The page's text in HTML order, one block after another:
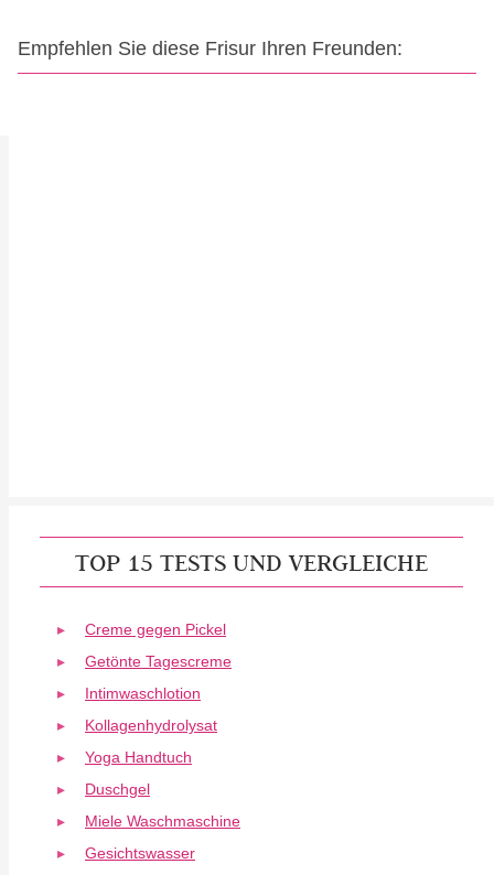
Empfehlen Sie diese Frisur Ihren Freunden:
TOP 15 TESTS UND VERGLEICHE
Creme gegen Pickel
Getönte Tagescreme
Intimwaschlotion
Kollagenhydrolysat
Yoga Handtuch
Duschgel
Miele Waschmaschine
Gesichtswasser